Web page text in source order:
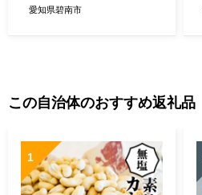
4-051
愛知県碧南市
この自治体のおすすめ返礼品
1